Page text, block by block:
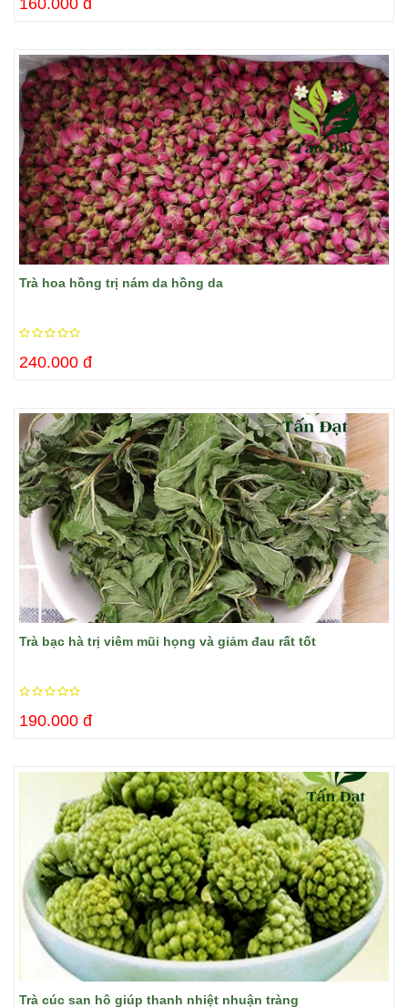
160.000 đ
Trà hoa hồng trị nám da hồng da
240.000 đ
Trà bạc hà trị viêm mũi họng và giảm đau rất tốt
190.000 đ
Trà cúc san hô giúp thanh nhiệt nhuận tràng